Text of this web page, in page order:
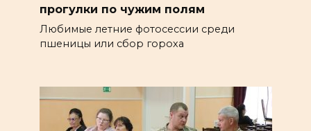
прогулки по чужим полям
Любимые летние фотосессии среди
пшеницы или сбор гороха